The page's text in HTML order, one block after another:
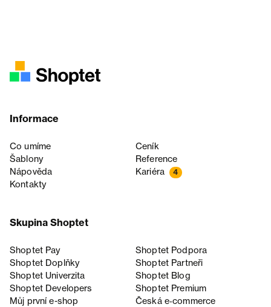
Informace
Co umíme
Ceník
Šablony
Reference
Nápověda
Kariéra 4
Kontakty
Skupina Shoptet
Shoptet Pay
Shoptet Podpora
Shoptet Doplňky
Shoptet Partneři
Shoptet Univerzita
Shoptet Blog
Shoptet Developers
Shoptet Premium
Můj první e-shop
Česká e‑commerce